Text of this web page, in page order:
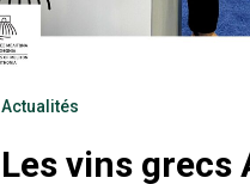
Actualités
Les vins grecs